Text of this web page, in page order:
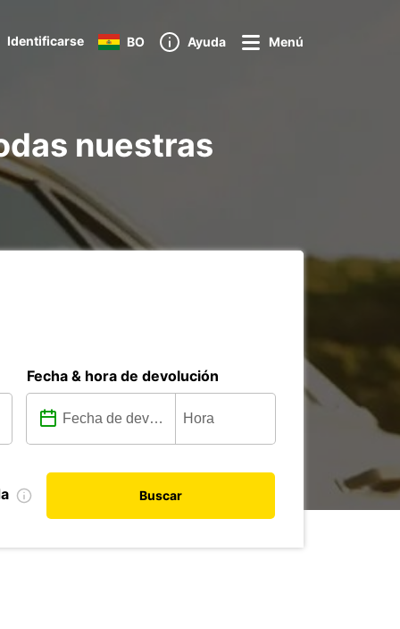
Identificarse BO Ayuda Menú
nuestras
Fecha & hora de devolución
Buscar